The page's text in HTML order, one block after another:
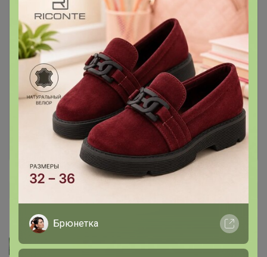
Чтобы написать комментарий необходимо
авторизоваться на сайте!
Это займет меньше минуты
Войти Зарегистрироваться
SNA1503 Автор уже получил заказ!
Брюнетка